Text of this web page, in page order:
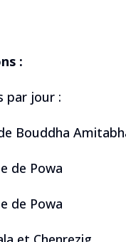
:
par jour :
Bouddha
de Powa
de Powa